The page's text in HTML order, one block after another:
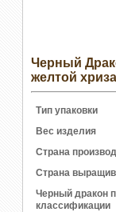
Черный
желтой
Тип упаковки
Вес изделия
Страна
Страна
Черный дракон
классификации